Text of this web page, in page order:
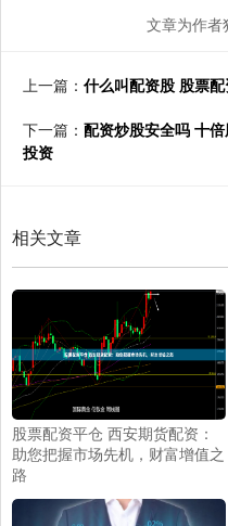
文章为作者
上一篇： 什么叫配资股 股票
下一篇： 配资炒股安全吗 十
投资
相关文章
股票配资平仓 西安期货配资：
助您把握市场先机，财富增值之
路